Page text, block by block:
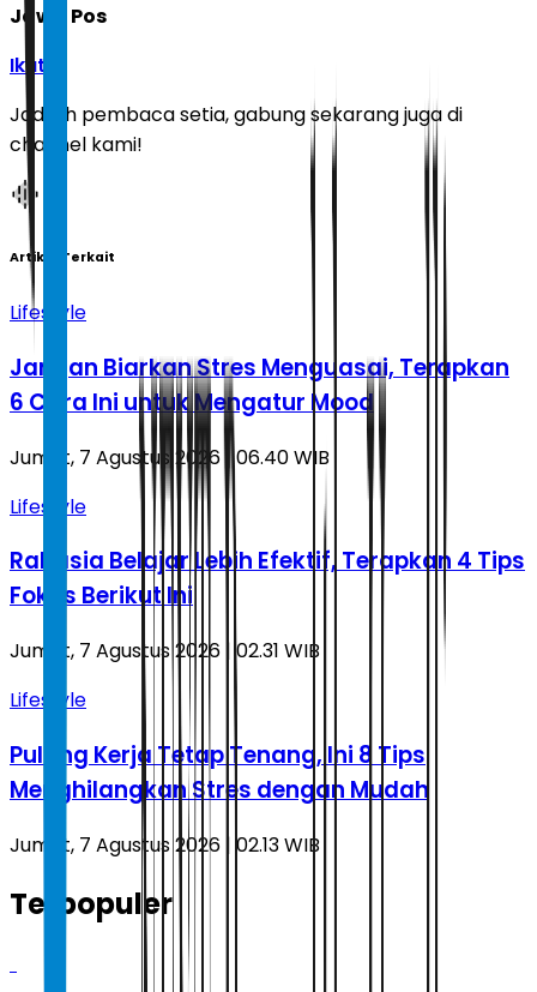
Jawa Pos
Ikuti
Jadilah pembaca setia, gabung sekarang juga di
channel kami!
Artikel Terkait
Lifestyle
Jangan Biarkan Stres Menguasai, Terapkan
6 Cara Ini untuk Mengatur Mood
Jumat, 7 Agustus 2026 | 06.40 WIB
Lifestyle
Rahasia Belajar Lebih Efektif, Terapkan 4 Tips
Fokus Berikut Ini
Jumat, 7 Agustus 2026 | 02.31 WIB
Lifestyle
Pulang Kerja Tetap Tenang, Ini 8 Tips
Menghilangkan Stres dengan Mudah
Jumat, 7 Agustus 2026 | 02.13 WIB
Terpopuler